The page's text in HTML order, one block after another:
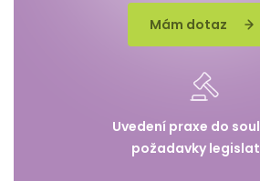
Mám dotaz
Uvedení praxe do
požadavky